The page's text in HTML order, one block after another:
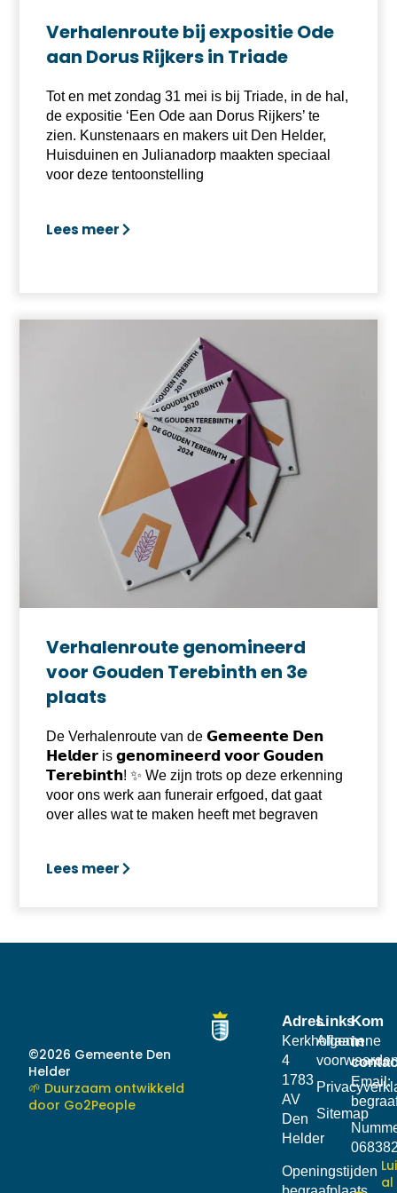
Verhalenroute bij expositie Ode
aan Dorus Rijkers in Triade
Tot en met zondag 31 mei is bij Triade, in de hal,
de expositie ‘Een Ode aan Dorus Rijkers’ te
zien. Kunstenaars en makers uit Den Helder,
Huisduinen en Julianadorp maakten speciaal
voor deze tentoonstelling
Lees meer
Verhalenroute genomineerd
voor Gouden Terebinth en 3e
plaats
De Verhalenroute van de 𝗚𝗲𝗺𝗲𝗲𝗻𝘁𝗲 𝗗𝗲𝗻
𝗛𝗲𝗹𝗱𝗲𝗿 is 𝗴𝗲𝗻𝗼𝗺𝗶𝗻𝗲𝗲𝗿𝗱 𝘃𝗼𝗼𝗿 𝗚𝗼𝘂𝗱𝗲𝗻
𝗧𝗲𝗿𝗲𝗯𝗶𝗻𝘁𝗵! ✨ We zijn trots op deze erkenning
voor ons werk aan funerair erfgoed, dat gaat
over alles wat te maken heeft met begraven
Lees meer
Adres
Kerkhoflaan
4
1783
AV
Den
Helder
Openingstijden
Links
Algemene
Sitemap
Kom
in
Email:
al
©2026 Gemeente Den
Helder
🌱 Duurzaam ontwikkeld
door Go2People